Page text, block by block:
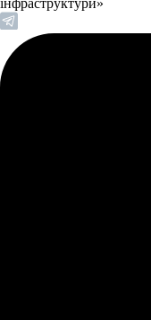
інфраструктури»